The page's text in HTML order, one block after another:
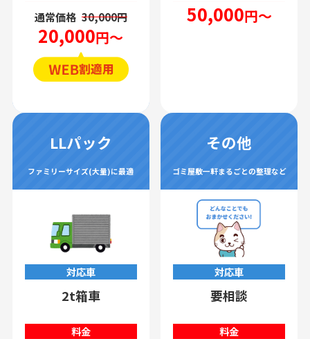
通常価格 30,000円
20,000円～
50,000円～
LLパック
ファミリーサイズ(大量)に最適
対応車
2t箱車
料金
その他
ゴミ屋敷一軒まるごとの整理など
対応車
要相談
料金